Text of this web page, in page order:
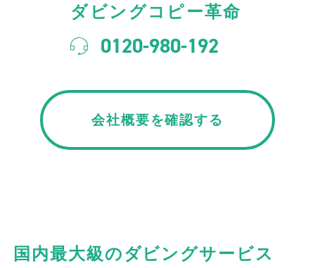
ダビングコピー革命
0120-980-192
会社概要を確認する
国内最大級のダビングサービス